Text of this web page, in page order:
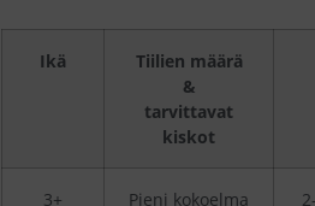
Ikä
Tiilien määrä
&
tarvittavat
kiskot
3+
Pieni kokoelma